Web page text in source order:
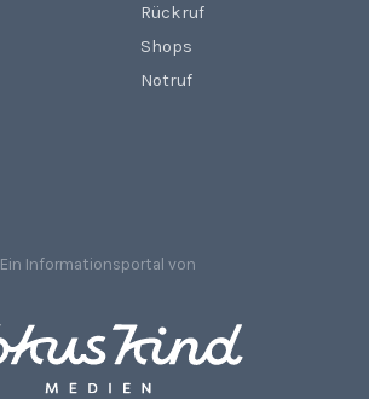
Rückruf
Shops
Notruf
Ein Informationsportal von